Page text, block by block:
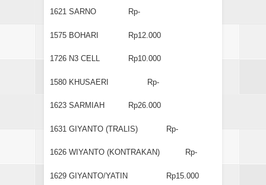
1621 SARNO Rp-
1575 BOHARI Rp12.000
1726 N3 CELL Rp10.000
1580 KHUSAERI Rp-
1623 SARMIAH Rp26.000
1631 GIYANTO (TRALIS) Rp-
1626 WIYANTO (KONTRAKAN) Rp-
1629 GIYANTO/YATIN Rp15.000